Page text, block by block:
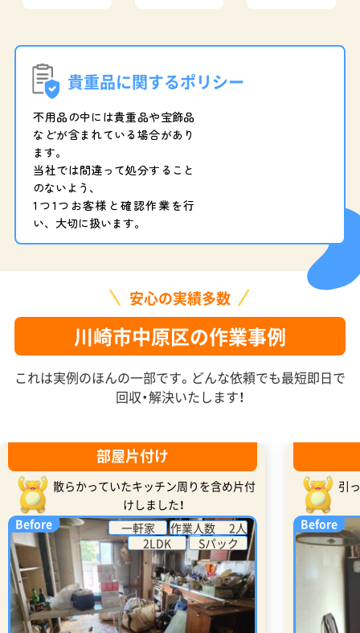
貴重品に関するポリシー
不用品の中には貴重品や宝飾品
などが含まれている場合があり
ます。
当社では間違って処分すること
のないよう、
1つ1つお客様と確認作業を行
い、大切に扱います。
安心の実績多数
川崎市中原区の作業事例
これは実例のほんの一部です。どんな依頼でも最短即日で
回収・解決いたします！
部屋片付け
散らかっていたキッチン周りを含め片付
けしました！
Before
一軒家
作業人数 2人
2LDK
Sパック
引
Before